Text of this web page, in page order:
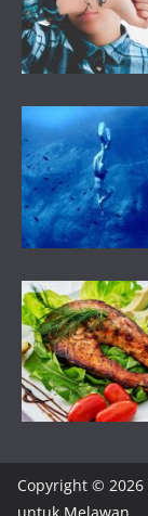
Copyright © 2026